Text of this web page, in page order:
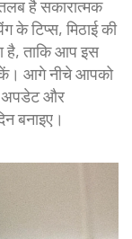
है सकारात्मक
के टिप्स, मिठाई की
है, ताकि आप इस
आगे नीचे आपको
अपडेट और
बनाइए।